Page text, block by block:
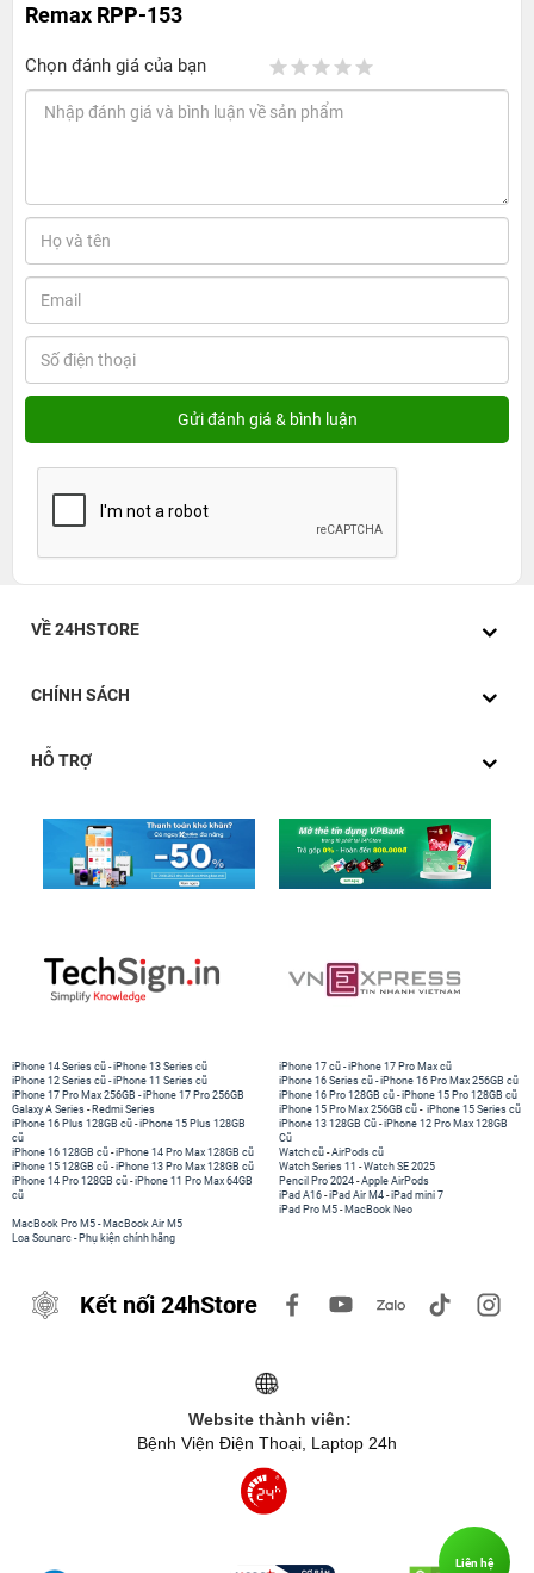
Remax RPP-153
Chọn đánh giá của bạn
VỀ 24HSTORE
CHÍNH SÁCH
HỖ TRỢ
iPhone 14 Series cũ -iPhone 13 Series cũ
iPhone 12 Series cũ -iPhone 11 Series cũ
iPhone 17 Pro Max 256GB -iPhone 17 Pro 256GB
Galaxy A Series - Redmi Series
iPhone 17 cũ -iPhone 17 Pro Max cũ
iPhone 16 Series cũ - iPhone 16 Pro Max 256GB cũ
iPhone 16 Pro 128GB cũ -iPhone 15 Pro 128GB cũ
iPhone 15 Pro Max 256GB cũ - iPhone 15 Series cũ
iPhone 16 Plus 128GB cũ -iPhone 15 Plus 128GB
cũ
iPhone 16 128GB cũ -iPhone 14 Pro Max 128GB cũ
iPhone 15 128GB cũ -iPhone 13 Pro Max 128GB cũ
iPhone 14 Pro 128GB cũ -iPhone 11 Pro Max 64GB
cũ
iPhone 13 128GB Cũ -iPhone 12 Pro Max 128GB
Cũ
Watch cũ -AirPods cũ
Watch Series 11 -Watch SE 2025
Pencil Pro 2024 -Apple AirPods
iPad A16 -iPad Air M4 -iPad mini 7
iPad Pro M5 - MacBook Neo
MacBook Pro M5 - MacBook Air M5
Loa Sounarc - Phụ kiện chính hãng
Kết nối 24hStore
Website thành viên:
Bệnh Viện Điện Thoại, Laptop 24h
Liên hệ